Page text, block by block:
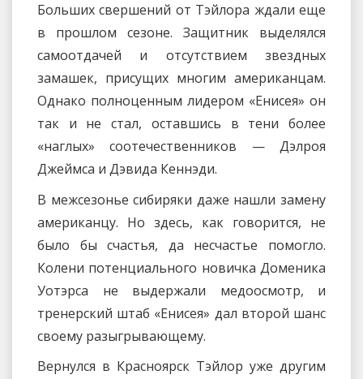
Больших свершений от Тэйлора ждали еще
в прошлом сезоне. Защитник выделялся
самоотдачей и отсутствием звездных
замашек, присущих многим американцам.
Однако полноценным лидером «Енисея» он
так и не стал, оставшись в тени более
«наглых» соотечественников — Дэлроя
Джеймса и Дэвида Кеннэди.
В межсезонье сибиряки даже нашли замену
американцу. Но здесь, как говорится, не
было бы счастья, да несчастье помогло.
Колени потенциального новичка Доменика
Уотэрса не выдержали медоосмотр, и
тренерский штаб «Енисея» дал второй шанс
своему разыгрывающему.
Вернулся в Красноярск Тэйлор уже другим